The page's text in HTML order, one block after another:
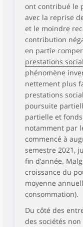
ont contribué le
avec la reprise
et le moindre
contribution
en partie
prestations
phénomène
nettement plus
prestations
poursuite
partielle et
notamment par
commencé à
semestre 2021,
fin d’année.
croissance du
moyenne
consommation).
Du côté des
des sociétés